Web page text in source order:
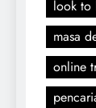
look to
masa
online